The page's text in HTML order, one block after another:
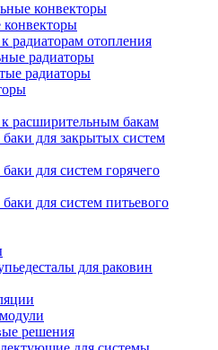
конвекторы
радиаторам отопления
радиаторы
радиаторы
расширительным бакам
для закрытых систем
для систем горячего
для систем питьевого
для раковин
решения